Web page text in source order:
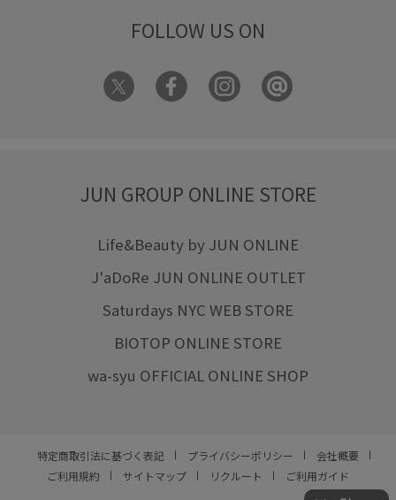
FOLLOW US ON
JUN GROUP ONLINE STORE
Life&Beauty by JUN ONLINE
J'aDoRe JUN ONLINE OUTLET
Saturdays NYC WEB STORE
BIOTOP ONLINE STORE
wa-syu OFFICIAL ONLINE SHOP
特定商取引法に基づく表記 プライバシーポリシー
会社概要
ご利用規約
サイトマップ リクルート ご利用ガイド